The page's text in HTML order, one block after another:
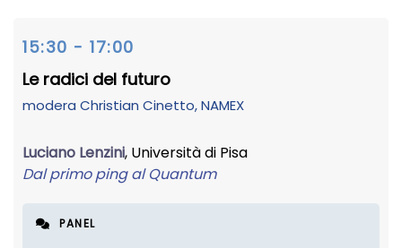
15:30 - 17:00
Le radici del futuro
modera Christian Cinetto, NAMEX
Luciano Lenzini, Università di Pisa
Dal primo ping al Quantum
PANEL